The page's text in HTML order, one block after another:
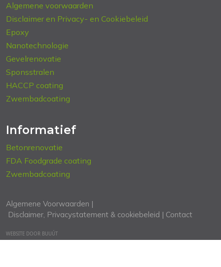
Algemene voorwaarden
Disclaimer en Privacy- en Cookiebeleid
Epoxy
Nanotechnologie
Gevelrenovatie
Sponsstralen
HACCP coating
Zwembadcoating
Informatief
Betonrenovatie
FDA Foodgrade coating
Zwembadcoating
Algemene Voorwaarden |
Disclaimer, Privacystatement & cookiebeleid | Contact
WEBSITE DOOR BUUÚT